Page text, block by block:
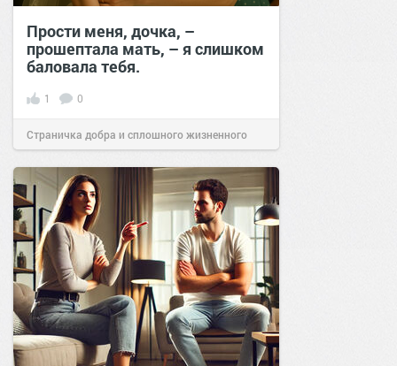
Прости меня, дочка, –
прошептала мать, – я слишком
баловала тебя.
1 0
Страничка добра и сплошного жизненного
позитива!13:4002 сен 2025